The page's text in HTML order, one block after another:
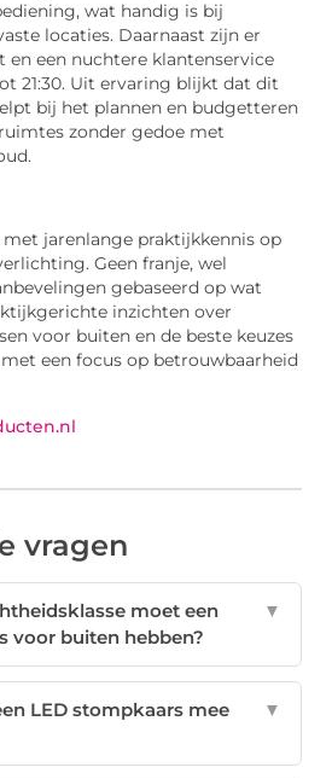
wat handig is bij
locaties. Daarnaast zijn er
en een nuchtere klantenservice
21:30. Uit ervaring blijkt dat dit
bij het plannen en budgetteren
zonder gedoe met
met jarenlange praktijkkennis op
Geen franje, wel
gebaseerd op wat
inzichten over
voor buiten en de beste keuzes
een focus op betrouwbaarheid
vragen
moet een
voor buiten hebben?
▼
LED stompkaars mee
▼